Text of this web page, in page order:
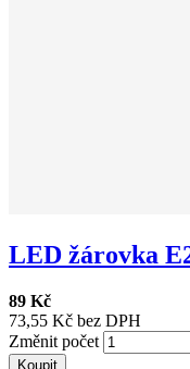
LED žárovka
89 Kč
73,55 Kč bez DPH
Změnit počet
Koupit